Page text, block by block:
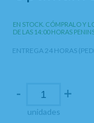
EN STOCK. CÓMPRALO Y
DE LAS 14:00 HORAS
ENTREGA 24 HORAS
-
unidades
+